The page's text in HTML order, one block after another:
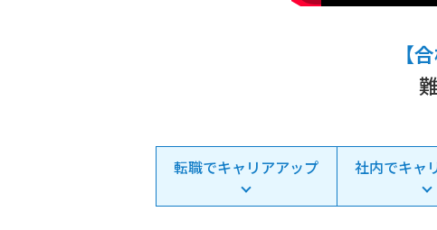
【
転職でキャリアアップ 社内でキャ